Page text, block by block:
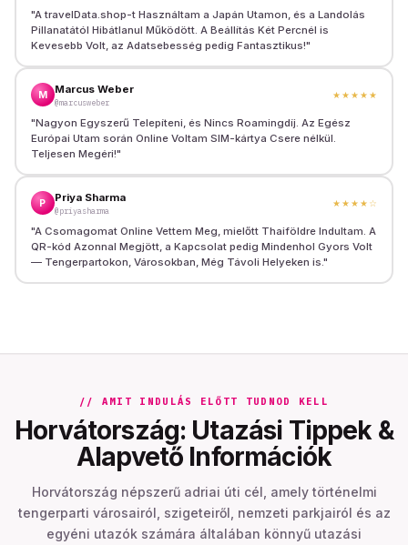
"A travelData.shop-t Használtam a Japán Utamon, és a Landolás
Pillanatától Hibátlanul Működött. A Beállítás Két Percnél is
Kevesebb Volt, az Adatsebesség pedig Fantasztikus!"
M Marcus Weber
@marcusweber
★★★★★
"Nagyon Egyszerű Telepíteni, és Nincs Roamingdíj. Az Egész
Európai Utam során Online Voltam SIM-kártya Csere nélkül.
Teljesen Megéri!"
P Priya Sharma
@priyasharma
★★★★ ☆
"A Csomagomat Online Vettem Meg, mielőtt Thaiföldre Indultam. A
QR-kód Azonnal Megjött, a Kapcsolat pedig Mindenhol Gyors Volt
— Tengerpartokon, Városokban, Még Távoli Helyeken is. "
// AMIT INDULÁS ELŐTT TUDNOD KELL
Horvátország: Utazási Tippek &
Alapvető Információk
Horvátország népszerű adriai úti cél, amely történelmi
tengerparti városairól, szigeteiről, nemzeti parkjairól és az
egyéni utazók számára általában könnyű utazási